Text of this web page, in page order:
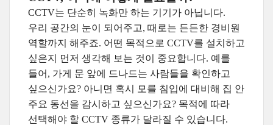
CCTV는 단순히 녹화만 하는 기기가 아닙니다.
우리 공간의 눈이 되어주고, 때로는 든든한 경비원
역할까지 해주죠. 어떤 목적으로 CCTV를 설치하고
싶은지 먼저 생각해 보는 것이 중요합니다. 예를
들어, 가게 문 앞에 드나드는 사람들을 확인하고
싶으신가요? 아니면 혹시 모를 침입에 대비해 집 안
주요 동선을 감시하고 싶으신가요? 목적에 따라
선택해야 할 CCTV 종류가 달라질 수 있습니다.